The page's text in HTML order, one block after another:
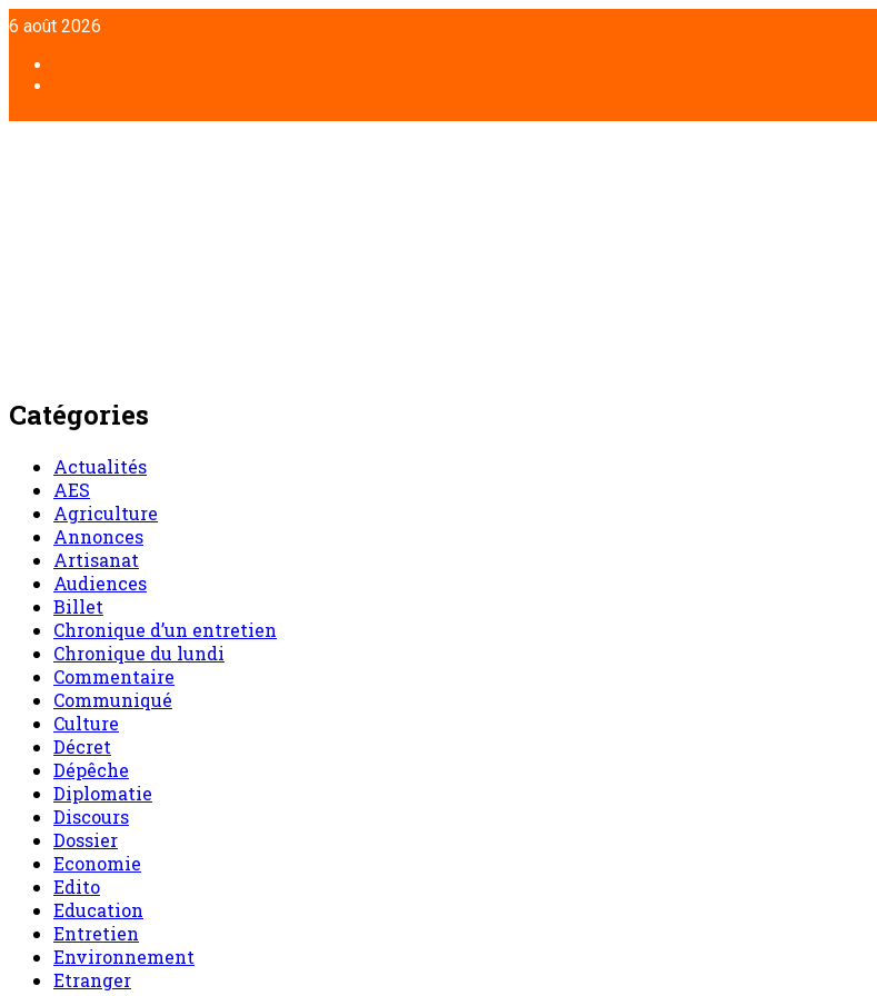
Aller
au
contenu
6 août 2026
Catégories
Actualités
AES
Agriculture
Annonces
Artisanat
Audiences
Billet
Chronique d’un entretien
Chronique du lundi
Commentaire
Communiqué
Culture
Décret
Dépêche
Diplomatie
Discours
Dossier
Economie
Edito
Education
Entretien
Environnement
Etranger